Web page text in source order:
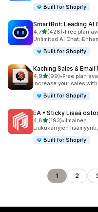
Built for Shopify
SmartBot: Leading AI
4,7/ 5 tähteä
(428)
428 arvostelua
•Free plan
Unlimited AI Chat:
Built for Shopify
Kaching Sales & Email
4,9/ 5 tähteä
(99)
99 arvostelua yhteensä
•Free plan
Increase your sales
Built for Shopify
EA • Sticky Lisää
4,8/ 5 tähteä
(193)
193 arvostelua yhteensä
•Ilmainen
Liukukärryjen
Built for Shopify
1 2